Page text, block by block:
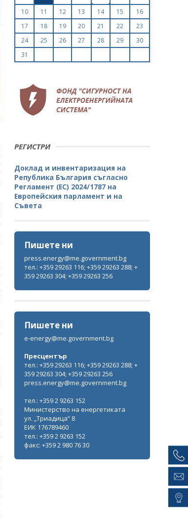
10
11 12 13 14 15
16
17
18 19 20 21 22
23
24
25 26 27 28 29
30
31
РЕГИСТРИ
Доклад и инвентаризация на
Република България съгласно
Регламент (ЕС) 2024/1787 на
Европейския парламент и на
Съвета
Пишете ни
press.energy@me.government.bg
тел.: +359 29263 116; +359 29263 288; +
359 29263 304; +359 29263 256
Пишете ни
e-energy@me.government.bg
Пресцентър
тел.: +359 29263 116; +359 29263 288; +
359 29263 304; +359 29263 256
press.energy@me.government.bg
тел.: +359 2 9263 152
Министерство на енергетиката
ул. „Триадица“ 8
ЕИК 176789460
тел.: +359 2 9263 152
факс: +359 2 980 76 30